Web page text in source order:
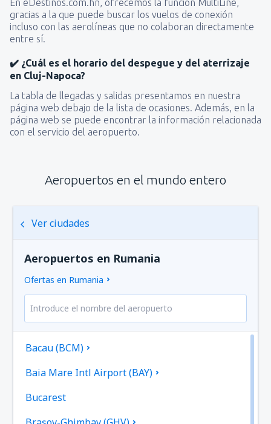
gracias a la que puede buscar los vuelos de conexión
incluso con las aerolíneas que no colaboran directamente
entre sí.
✔️ ¿Cuál es el horario del despegue y del aterrizaje
en Cluj-Napoca?
La tabla de llegadas y salidas presentamos en nuestra
página web debajo de la lista de ocasiones. Además, en la
página web se puede encontrar la información relacionada
con el servicio del aeropuerto.
Aeropuertos en el mundo entero
Ver ciudades
Aeropuertos en Rumania
Ofertas en Rumania
Bacau (BCM)
Baia Mare Intl Airport (BAY)
Bucarest